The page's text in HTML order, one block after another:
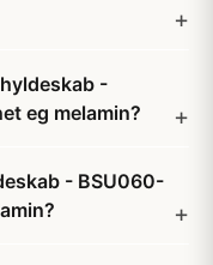
-
eg melamin?
- BSU060-